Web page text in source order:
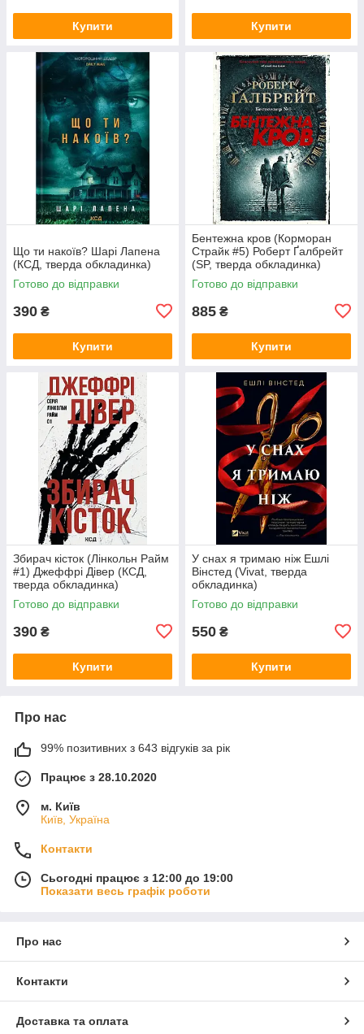
Купити Купити
Що ти накоїв? Шарі Лапена
(КСД, тверда обкладинка)
Готово до відправки
390 ₴
Купити
Бентежна кров (Корморан
Страйк #5) Роберт Ґалбрейт
(SP, тверда обкладинка)
Готово до відправки
885 ₴
Купити
Збирач кісток (Лінкольн Райм
#1) Джеффрі Дівер (КСД,
тверда обкладинка)
Готово до відправки
390 ₴
Купити
У снах я тримаю ніж Ешлі
Вінстед (Vivat, тверда
обкладинка)
Готово до відправки
550 ₴
Купити
Про нас
99% позитивних з 643 відгуків за рік
Працює з 28.10.2020
м. Київ
Київ, Україна
Контакти
Сьогодні працює з 12:00 до 19:00
Показати весь графік роботи
Про нас
Контакти
Доставка та оплата